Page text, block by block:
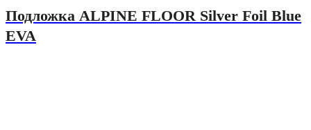
Подложка ALPINE FLOOR Silver Foil Blue
EVA